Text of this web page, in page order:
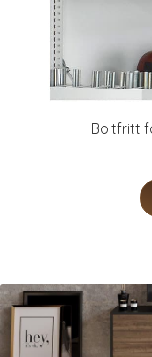
Boltfritt